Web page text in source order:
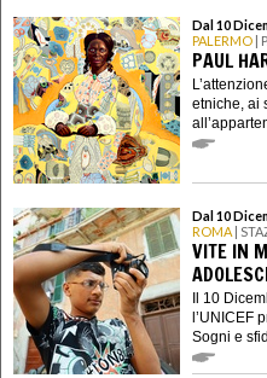
Dal 10
PALERMO |
PAUL
etniche, ai
Dal 10
ROMA |
VITE IN
Il 10
l’UNICEF
Sogni e